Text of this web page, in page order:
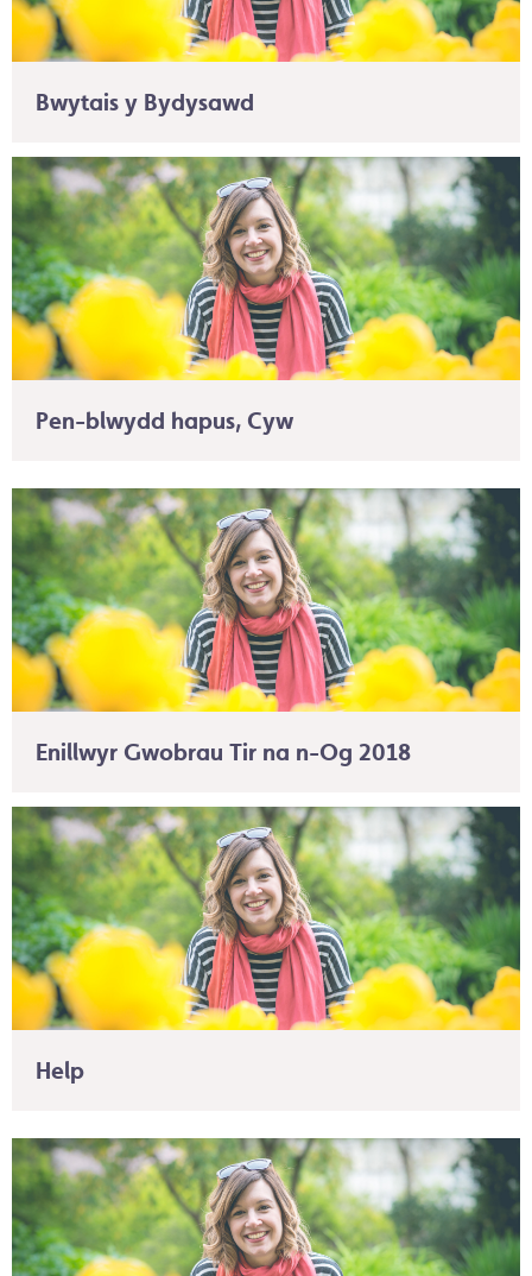
Bwytais y Bydysawd
Pen-blwydd hapus, Cyw
Enillwyr Gwobrau Tir na n-Og 2018
Help